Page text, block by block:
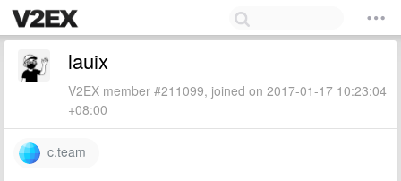
lauix
V2EX member #211099, joined on 2017-01-17 10:23:04
+08:00
c.team